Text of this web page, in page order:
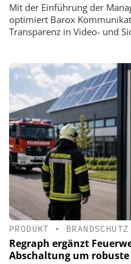
Mit der Einführung der
optimiert Barox
Transparenz in Video- und
PRODUKT • BRANDSCHUTZ
Regraph ergänzt
Abschaltung um